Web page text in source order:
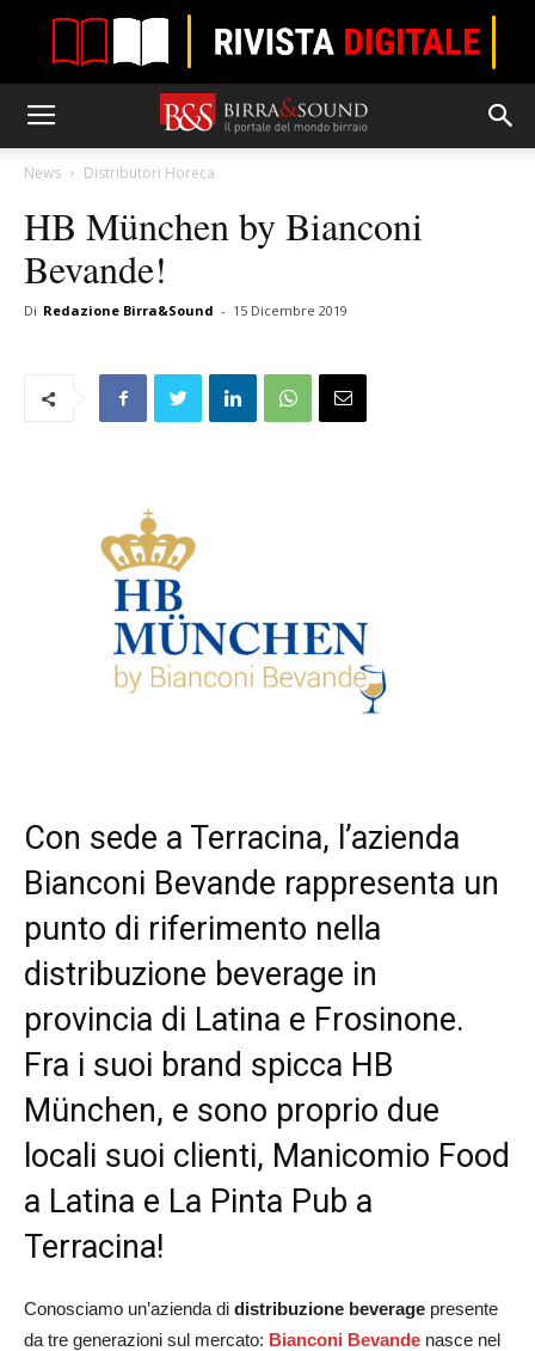
News Distributori Horeca
HB München by Bianconi
Bevande!
Di Redazione Birra&Sound - 15 Dicembre 2019
Con sede a Terracina, l’azienda
Bianconi Bevande rappresenta un
punto di riferimento nella
distribuzione beverage in
provincia di Latina e Frosinone.
Fra i suoi brand spicca HB
München, e sono proprio due
locali suoi clienti, Manicomio Food
a Latina e La Pinta Pub a
Terracina!
Conosciamo un’azienda di distribuzione beverage presente
da tre generazioni sul mercato: Bianconi Bevande nasce nel